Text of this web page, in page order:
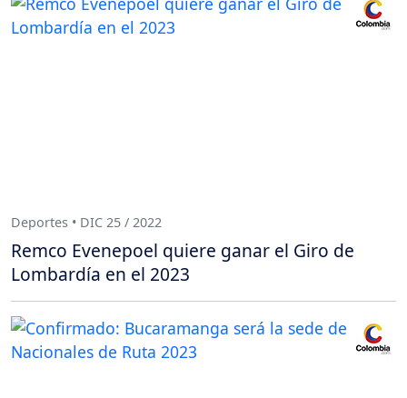
Deportes • DIC 25 / 2022
Remco Evenepoel quiere ganar el Giro de
Lombardía en el 2023